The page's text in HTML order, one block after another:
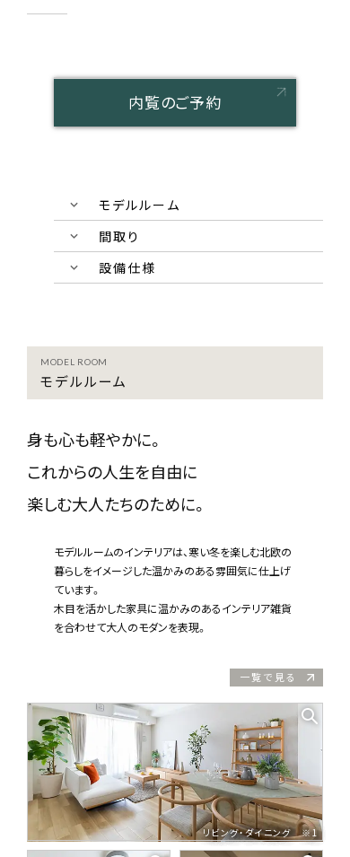
内覧のご予約
モデルルーム
間取り
設備仕様
MODEL ROOM
モデルルーム
身も心も軽やかに。
これからの人生を自由に
楽しむ大人たちのために。
モデルルームのインテリアは、寒い冬を楽しむ北欧の
暮らしをイメージした温かみのある雰囲気に仕上げ
ています。
木目を活かした家具に温かみのあるインテリア雑貨
を合わせて大人のモダンを表現。
一覧で見る
リビング・ダイニング ※1